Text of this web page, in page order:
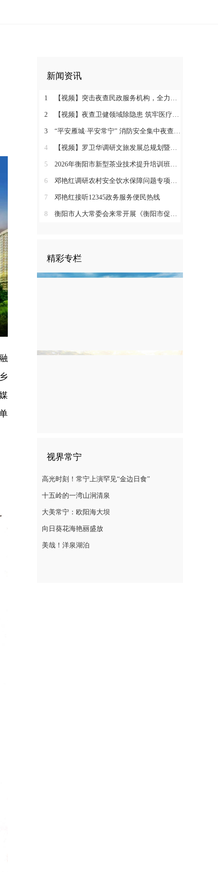
fullscreen
新闻资讯
1 【视频】突击夜查民政服务机构，全力守护特殊群体安全
2 【视频】夜查卫健领域除隐患 筑牢医疗机构消防安全“防火墙”
3 “平安雁城·平安常宁” 消防安全集中夜查行动通告
4 【视频】罗卫华调研文旅发展总规划暨农文旅发展工作
5 2026年衡阳市新型茶业技术提升培训班在塔山瑶族乡开班
6 邓艳红调研农村安全饮水保障问题专项整治和抗旱保水工作
7 邓艳红接听12345政务服务便民热线
8 衡阳市人大常委会来常开展《衡阳市促进中医药康养与文旅融合发展若干规定（草案）》立法调研
精彩专栏
视界常宁
高光时刻！常宁上演罕见“金边日食”
十五岭的一湾山涧清泉
大美常宁：欧阳海大坝
向日葵花海艳丽盛放
美哉！洋泉湖泊